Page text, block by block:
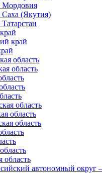
Мордовия
Саха (Якутия)
край
область
область
область
область
область
область
автономный